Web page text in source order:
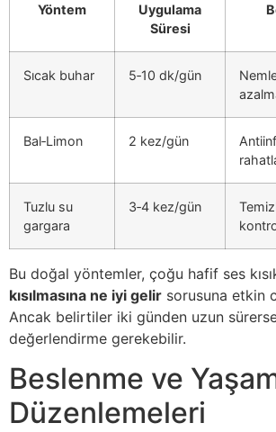
Yöntem
Uygulama
Süresi
Sıcak buhar 5‑10 dk/gün
Bal‑Limon 2 kez/gün
Tuzlu su
gargara
3‑4 kez/gün
Bu doğal yöntemler, çoğu hafif ses
kısılmasına ne iyi gelir sorusuna etkin
Ancak belirtiler iki günden uzun
değerlendirme gerekebilir.
Beslenme ve
Düzenlemeleri